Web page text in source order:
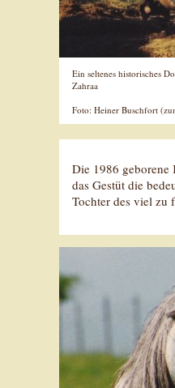
Ein seltenes historisches
Zahraa
Foto: Heiner Buschfort
Die 1986
das Gestüt die
Tochter des viel zu